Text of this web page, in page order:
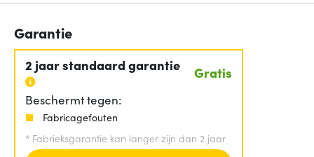
Garantie
2 jaar standaard garantie Gratis
Beschermt tegen:
Fabricagefouten
* Fabrieksgarantie kan langer zijn dan 2 jaar